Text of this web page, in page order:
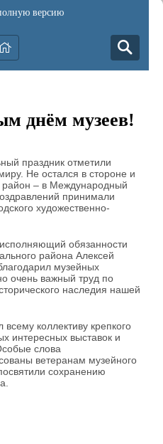
версию
днём музеев!
праздник отметили
Не остался в стороне и
– в Международный
принимали
художественно-
обязанности
района Алексей
музейных
очень важный труд по
наследия нашей
коллективу крепкого
интересных выставок и
слова
ветеранам музейного
сохранению